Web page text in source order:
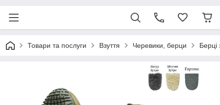
Товари та послуги Взуття Черевики, берци